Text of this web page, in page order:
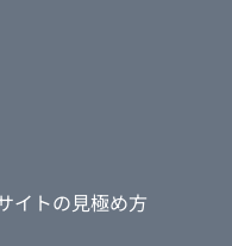
イトの見極め方